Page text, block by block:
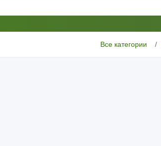
Все категории